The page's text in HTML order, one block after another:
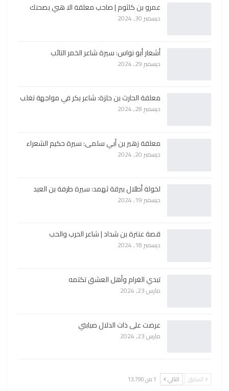
عمرو بن كلثوم | صاحب معلقة الا هبي بصحنك
ديسمبر 30, 2024
أشعار أبو نواس: سيرة شاعر الخمر التائب
ديسمبر 29, 2024
معلقة الحارث بن حلزة: شاعر بكر في مواجهة تغلب
ديسمبر 28, 2024
معلقة زهير بن أبي سلمى: سيرة حكيم الشعراء
ديسمبر 20, 2024
لخولة أطلال ببرقة ثهمد: سيرة طرفة بن العبد
ديسمبر 19, 2024
قصة عنترة بن شداد | شاعر الحرب والحب
ديسمبر 18, 2024
تبدي الغرام وأهل العشق تكتمه
مارس 23, 2024
عرضت على ذات الدلال صبابتي
مارس 23, 2024
السابق التالي 1 من 13٬790